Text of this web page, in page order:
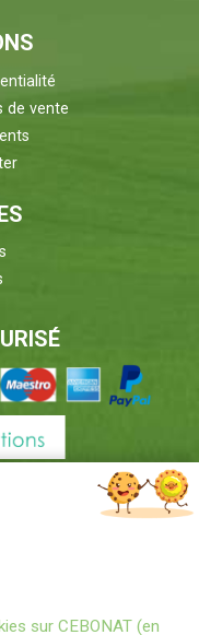
de vente
X
sur CEBONAT (en